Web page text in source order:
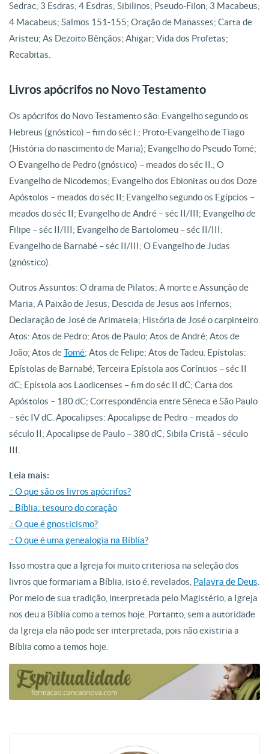
Sedrac; 3 Esdras; 4 Esdras; Sibilinos; Pseudo-Filon; 3 Macabeus;
4 Macabeus; Salmos 151-155; Oração de Manasses; Carta de
Aristeu; As Dezoito Bênçãos; Ahigar; Vida dos Profetas;
Recabitas.
Livros apócrifos no Novo Testamento
Os apócrifos do Novo Testamento são: Evangelho segundo os
Hebreus (gnóstico) – fim do séc I.; Proto-Evangelho de Tiago
(História do nascimento de Maria); Evangelho do Pseudo Tomé;
O Evangelho de Pedro (gnóstico) – meados do séc II.; O
Evangelho de Nicodemos; Evangelho dos Ebionitas ou dos Doze
Apóstolos – meados do séc II; Evangelho segundo os Egípcios –
meados do séc II; Evangelho de André – séc II/III; Evangelho de
Filipe – séc II/III; Evangelho de Bartolomeu – séc II/III;
Evangelho de Barnabé – séc II/III; O Evangelho de Judas
(gnóstico).
Outros Assuntos: O drama de Pilatos; A morte e Assunção de
Maria; A Paixão de Jesus; Descida de Jesus aos Infernos;
Declaração de José de Arimateia; História de José o carpinteiro.
Atos: Atos de Pedro; Atos de Paulo; Atos de André; Atos de
João; Atos deTomé; Atos de Felipe; Atos de Tadeu. Epístolas:
Epístolas de Barnabé; Terceira Epístola aos Coríntios – séc II
dC; Epístola aos Laodicenses – fim do séc II dC; Carta dos
Apóstolos – 180 dC; Correspondência entre Sêneca e São Paulo
– séc IV dC. Apocalipses: Apocalipse de Pedro – meados do
século II; Apocalipse de Paulo – 380 dC; Sibila Cristã – século
III.
Leia mais:
.: O que são os livros apócrifos?
.: Bíblia: tesouro do coração
.: O que é gnosticismo?
.: O que é uma genealogia na Bíblia?
Isso mostra que a Igreja foi muito criteriosa na seleção dos
livros que formariam a Bíblia, isto é, revelados, Palavra de Deus
Por meio de sua tradição, interpretada pelo Magistério, a Igreja
nos deu a Bíblia como a temos hoje. Portanto, sem a autoridade
da Igreja ela não pode ser interpretada, pois não existiria a
Bíblia como a temos hoje.